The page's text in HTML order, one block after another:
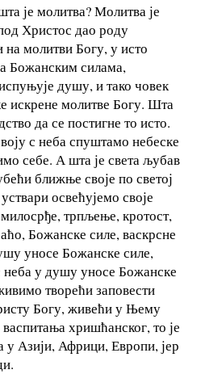
је молитва? Молитва је
Христос дао роду
молитви Богу, у исто
Божанским силама,
душу, и тако човек
искрене молитве Богу. Шта
да се постигне то исто.
с неба спуштамо небеске
себе. А шта је света љубав
ближње своје по светој
освећујемо своје
трпљење, кротост,
Божанске силе, васкрсне
уносе Божанске силе,
неба у душу уносе Божанске
творећи заповести
Богу, живећи у Њему
хришћанског, то је
у Азији, Африци, Европи, јер